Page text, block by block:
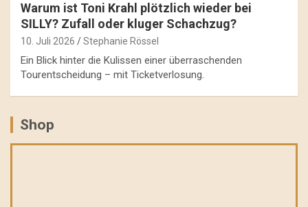
Warum ist Toni Krahl plötzlich wieder bei
SILLY? Zufall oder kluger Schachzug?
10. Juli 2026 Stephanie Rössel
Ein Blick hinter die Kulissen einer überraschenden
Tourentscheidung – mit Ticketverlosung.
Shop